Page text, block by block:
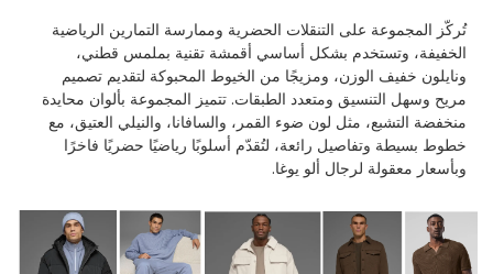
تُركّز المجموعة على التنقلات الحضرية وممارسة التمارين الرياضية
الخفيفة، وتستخدم بشكل أساسي أقمشة تقنية بملمس قطني،
ونايلون خفيف الوزن، ومزيجًا من الخيوط المحبوكة لتقديم تصميم
مريح وسهل التنسيق ومتعدد الطبقات. تتميز المجموعة بألوان محايدة
منخفضة التشبع، مثل لون ضوء القمر، والسافانا، والنيلي العتيق، مع
خطوط بسيطة وتفاصيل رائعة، لتُقدّم أسلوبًا رياضيًا حضريًا فاخرًا
وبأسعار معقولة لرجال ألو يوغا.